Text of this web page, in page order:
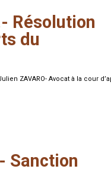
Résolution
du
ZAVARO- Avocat à la cour
Sanction